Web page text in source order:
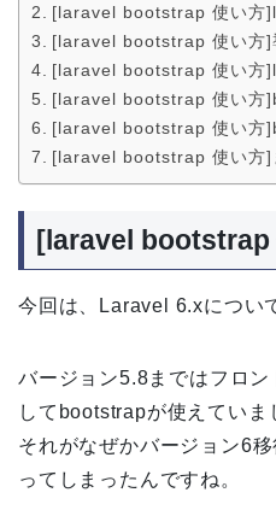
[laravel bootstrap 使い方
[laravel bootstrap 使い方]
[laravel bootstrap 使い方
[laravel bootstrap 使い方
[laravel bootstrap 使い方
[laravel bootstrap 使い方]
[laravel bootstrap
今回は、Laravel 6.xについ
バージョン5.8まではフロ
してbootstrapが使えていま
それがなぜかバージョン6
ってしまったんですね。